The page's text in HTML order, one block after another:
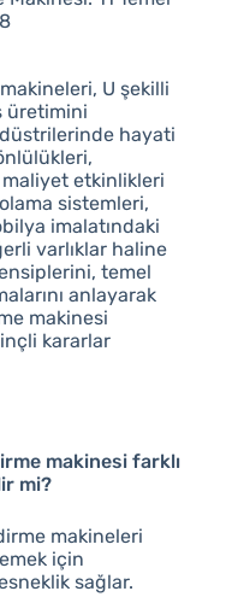
U şekilli
üretimini
hayati
etkinlikleri
sistemleri,
imalatındaki
varlıklar haline
temel
anlayarak
makinesi
kararlar
makinesi farklı
mi?
makineleri
için
sağlar.